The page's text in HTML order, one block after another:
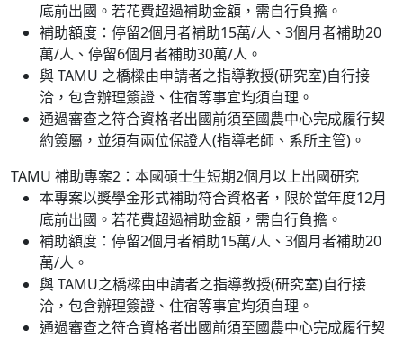
底前出國。若花費超過補助金額，需自行負擔。
補助額度：停留2個月者補助15萬/人、3個月者補助20
萬/人、停留6個月者補助30萬/人。
與 TAMU 之橋樑由申請者之指導教授(研究室)自行接
洽，包含辦理簽證、住宿等事宜均須自理。
通過審查之符合資格者出國前須至國農中心完成履行契
約簽屬，並須有兩位保證人(指導老師、系所主管)。
TAMU 補助專案2：本國碩士生短期2個月以上出國研究
本專案以獎學金形式補助符合資格者，限於當年度12月
底前出國。若花費超過補助金額，需自行負擔。
補助額度：停留2個月者補助15萬/人、3個月者補助20
萬/人。
與 TAMU之橋樑由申請者之指導教授(研究室)自行接
洽，包含辦理簽證、住宿等事宜均須自理。
通過審查之符合資格者出國前須至國農中心完成履行契